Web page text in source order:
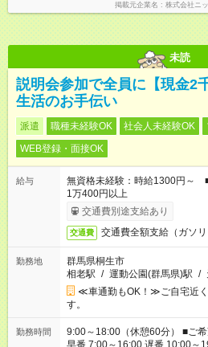
掲載元企業名 株式会社ニ
未読
説明会参加で全員に【現金2
生活のお手伝い
派遣 職種未経験OK 社会人未経験OK
WEB登録・面接OK
給与
無資格未経験：時給1300円
1万400円以上
交通費別途支給あり
交通費 交通費全額支給（ガソリ
勤務地
群馬県桐生市
相老駅 / 運動公園(群馬県)駅 /
≪車通勤もOK！≫ご自宅近く
す。
勤務時間
9:00～18:00（休憩60分） ■ご希望があれば下記シフトもOK！
早番 7:00～16:00 遅番 10:00～19:00 「家族と休みを